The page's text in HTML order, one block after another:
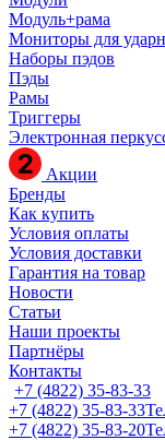
Модуль+рама
Мониторы для
Наборы пэдов
Пэды
Рамы
Триггеры
Электронная
Акции
Бренды
Как купить
Условия оплаты
Условия доставки
Гарантия на товар
Новости
Статьи
Наши проекты
Партнёры
Контакты
+7 (4822) 35-83-33
+7 (4822) 35-83-33
+7 (4822) 35-83-20